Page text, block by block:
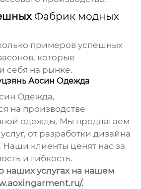
Фабрик модных
примеров успешных
, которые
себя на рынке.
Аосин Одежда
Одежда,
на производстве
одежды. Мы предлагаем
от разработки дизайна
Наши клиенты ценят нас за
и гибкость.
наших услугах на нашем
.